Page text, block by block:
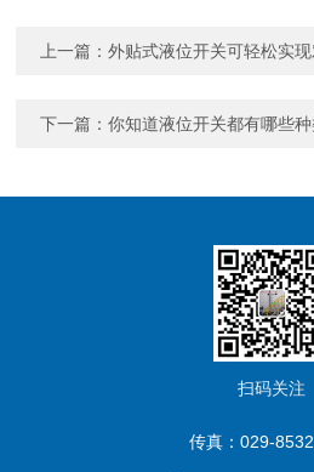
上一篇：外贴式液位开关可轻松实
下一篇：你知道液位开关都有哪些种
扫码关注
传真：029-